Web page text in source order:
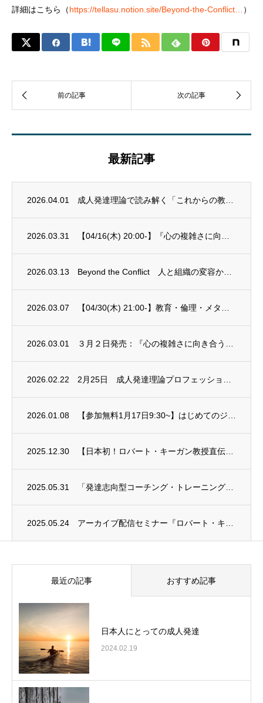
詳細はこちら（https://tellasu.notion.site/Beyond-the-Conflict… ）
最新記事
2026.04.01
2026.03.31
2026.03.13
2026.03.07
2026.03.01
2026.02.22
2026.01.08
2025.12.30
2025.05.31
2025.05.24
最近の記事 おすすめ記事
日本人にとっての成人発達
2024.02.19